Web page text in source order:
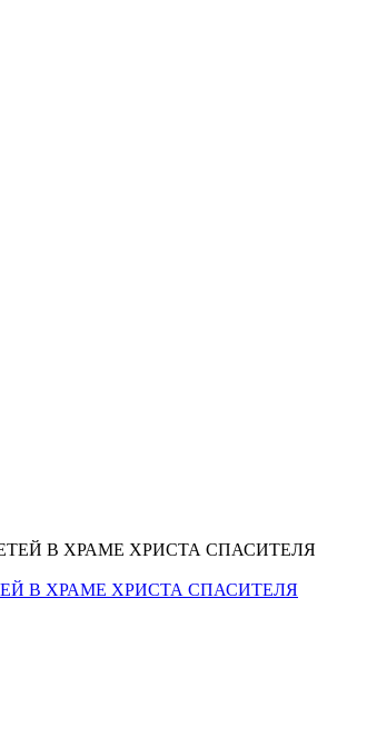
В ХРАМЕ ХРИСТА СПАСИТЕЛЯ